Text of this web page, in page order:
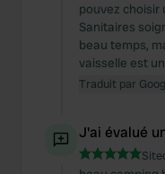
pouvez choisir
Sanitaires
beau temps,
vaisselle est
Traduit par
J'ai évalué